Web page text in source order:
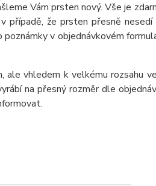
Vám prsten nový. Vše je
že prsten přesně
v objednávkovém
ale vhledem k velkému rozsahu
na přesný rozměr dle